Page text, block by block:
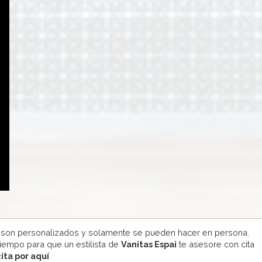
personalizados y solamente se pueden hacer en persona.
para que un estilista deVanitas Espai te asesore con cita
por aquí